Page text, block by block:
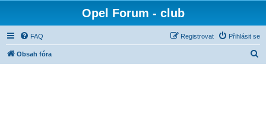
Opel Forum - club
FAQ Přihlásit se
Registrovat
Obsah fóra